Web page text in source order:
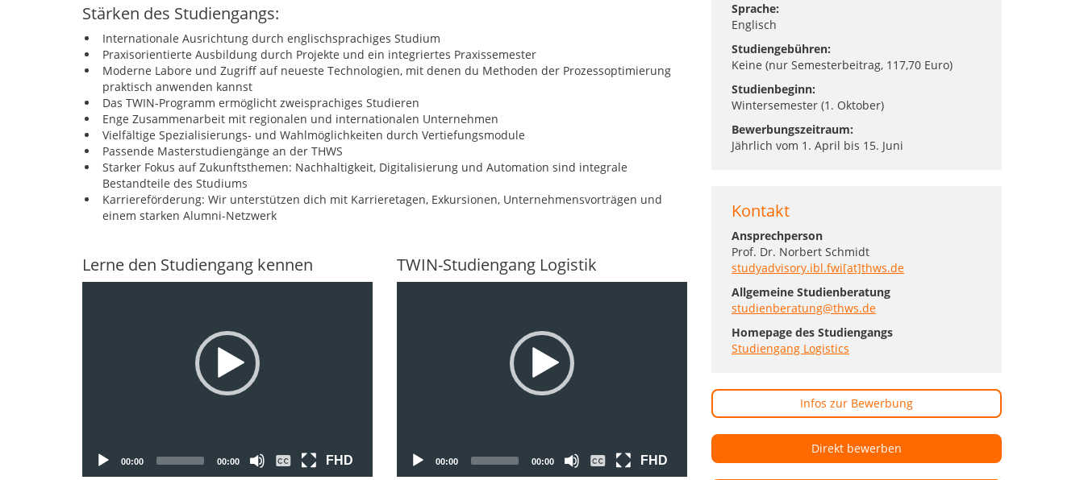
Sprache:
Englisch
Studiengebühren:
Keine (nur Semesterbeitrag, 117,70 Euro)
Studienbeginn:
Wintersemester (1. Oktober)
Bewerbungszeitraum:
Jährlich vom 1. April bis 15. Juni
Kontakt
Ansprechperson
Prof. Dr. Norbert Schmidt
studyadvisory.ibl.fwi[at]thws.de
Allgemeine Studienberatung
studienberatung@thws.de
Homepage des Studiengangs
Studiengang Logistics
Infos zur Bewerbung
Direkt bewerben
Stärken des Studiengangs:
Internationale Ausrichtung durch englischsprachiges Studium
Praxisorientierte Ausbildung durch Projekte und ein integriertes Praxissemester
Moderne Labore und Zugriff auf neueste Technologien, mit denen du Methoden der Prozessoptimierung
praktisch anwenden kannst
Das TWIN-Programm ermöglicht zweisprachiges Studieren
Enge Zusammenarbeit mit regionalen und internationalen Unternehmen
Vielfältige Spezialisierungs- und Wahlmöglichkeiten durch Vertiefungsmodule
Passende Masterstudiengänge an der THWS
Starker Fokus auf Zukunftsthemen: Nachhaltigkeit, Digitalisierung und Automation sind integrale
Bestandteile des Studiums
Karriereförderung: Wir unterstützen dich mit Karrieretagen, Exkursionen, Unternehmensvorträgen und
einem starken Alumni-Netzwerk
Lerne den Studiengang kennen
00:00 00:00 FHD
TWIN-Studiengang Logistik
00:00 00:00 FHD